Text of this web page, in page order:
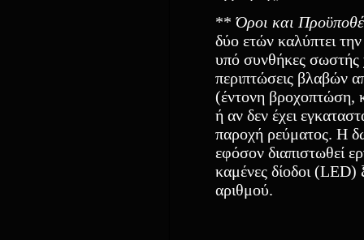
** Όροι και
δύο ετών καλύπτει
υπό συνθήκες σωστής
περιπτώσεις βλαβών
(έντονη βροχοπτώση,
ή αν δεν έχει
παροχή ρεύματος. Η
εφόσον διαπιστωθεί
καμένες δίοδοι
αριθμού.